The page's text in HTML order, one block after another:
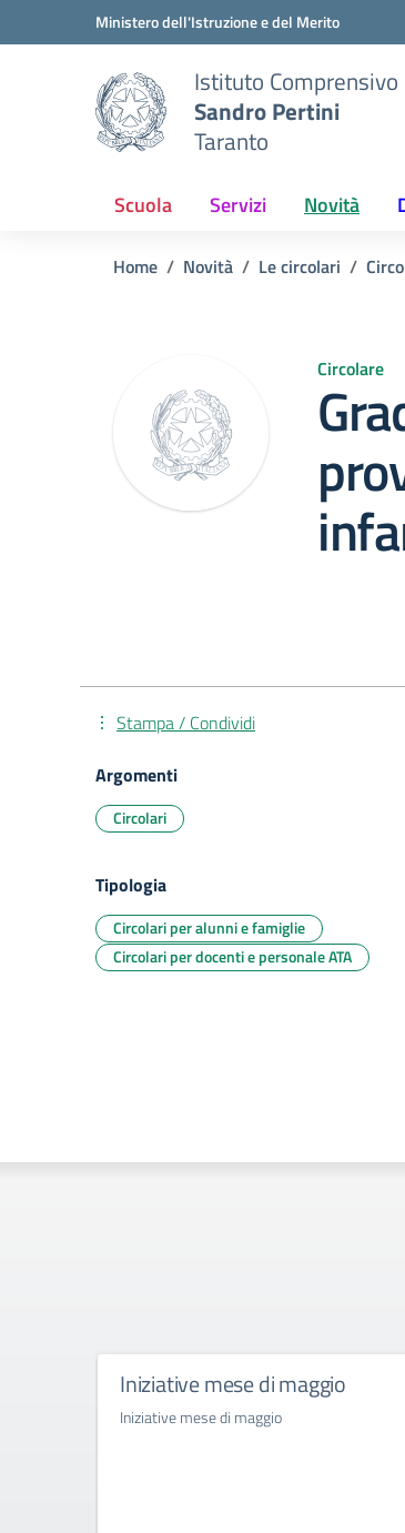
Vai ai contenuti
Vai al menu di navigazioneMinistero dell'Istruzione e del Merito
Istituto Comprensivo
Sandro Pertini
Taranto
Scuola Servizi Novità
Home Novità Le circolari
Circolare
Stampa / Condividi
Argomenti
Circolari
Tipologia
Circolari per alunni e famiglie
Circolari per docenti e personale ATA
Iniziative mese di maggio
Iniziative mese di maggio